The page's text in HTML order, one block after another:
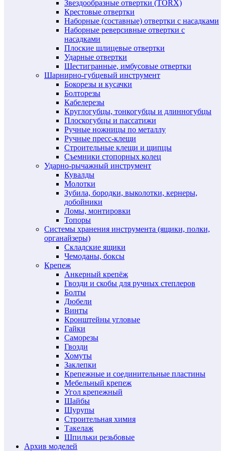
Звездообразные отвертки (TORX)
Крестовые отвертки
Наборные (составные) отвертки с насадками
Наборные реверсивные отвертки с
насадками
Плоские шлицевые отвертки
Ударные отвертки
Шестигранные, имбусовые отвертки
Шарнирно-губцевый инструмент
Бокорезы и кусачки
Болторезы
Кабелерезы
Круглогубцы, тонкогубцы и длинногубцы
Плоскогубцы и пассатижи
Ручные ножницы по металлу
Ручные пресс-клещи
Строительные клещи и щипцы
Съемники стопорных колец
Ударно-рычажный инструмент
Кувалды
Молотки
Зубила, бородки, выколотки, кернеры,
добойники
Ломы, монтировки
Топоры
Системы хранения инструмента (ящики, полки,
органайзеры)
Складские ящики
Чемоданы, боксы
Крепеж
Анкерный крепёж
Гвозди и скобы для ручных степлеров
Болты
Дюбели
Винты
Кронштейны угловые
Гайки
Саморезы
Гвозди
Хомуты
Заклепки
Крепежные и соединительные пластины
Мебельный крепеж
Угол крепежный
Шайбы
Шурупы
Строительная химия
Такелаж
Шпильки резьбовые
Архив моделей